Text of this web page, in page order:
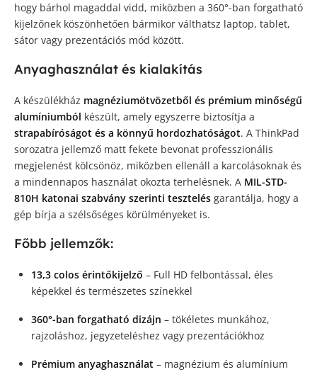
hogy bárhol magaddal vidd, miközben a 360°-ban forgatható
kijelzőnek köszönhetően bármikor válthatsz laptop, tablet,
sátor vagy prezentációs mód között.
Anyaghasználat és kialakítás
A készülékház magnéziumötvözetből és prémium minőségű
alumíniumból készült, amely egyszerre biztosítja a
strapabíróságot és a könnyű hordozhatóságot. A ThinkPad
sorozatra jellemző matt fekete bevonat professzionális
megjelenést kölcsönöz, miközben ellenáll a karcolásoknak és
a mindennapos használat okozta terhelésnek. A MIL-STD-
810H katonai szabvány szerinti tesztelés garantálja, hogy a
gép bírja a szélsőséges körülményeket is.
Főbb jellemzők:
13,3 colos érintőkijelző – Full HD felbontással, éles
képekkel és természetes színekkel
360°-ban forgatható dizájn – tökéletes munkához,
rajzoláshoz, jegyzeteléshez vagy prezentációkhoz
Prémium anyaghasználat – magnézium és alumínium